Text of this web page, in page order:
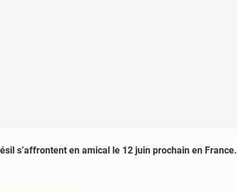
s’affrontent en amical le 12 juin prochain en France.